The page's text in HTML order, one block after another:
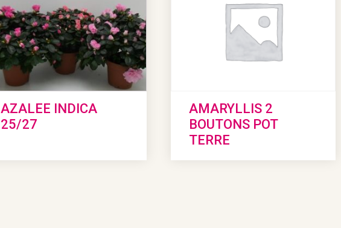
AZALEE INDICA
25/27
AMARYLLIS 2
BOUTONS POT
TERRE